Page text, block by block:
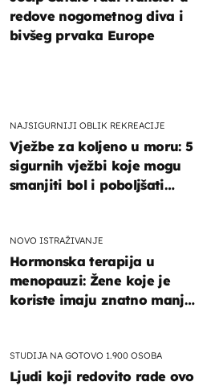
NAJSIGURNIJI OBLIK REKREACIJE
Vježbe za koljeno u moru: 5
sigurnih vježbi koje mogu
smanjiti bol i poboljšati
NOVO ISTRAŽIVANJE
Hormonska terapija u
menopauzi: Žene koje je
koriste imaju znatno manji
STUDIJA NA GOTOVO 1.900 OSOBA
Ljudi koji redovito rade ovo
redove nogometnog diva i
bivšeg prvaka Europe